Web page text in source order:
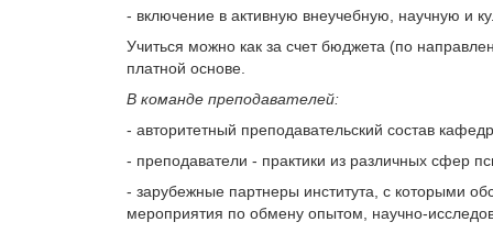
- включение в активную внеучебную, научную и
Учиться можно как за счет бюджета (по
платной основе.
В команде преподавателей:
- авторитетный преподавательский состав
- преподаватели - практики из различных сфер
- зарубежные партнеры института, с которыми
мероприятия по обмену опытом, научно-